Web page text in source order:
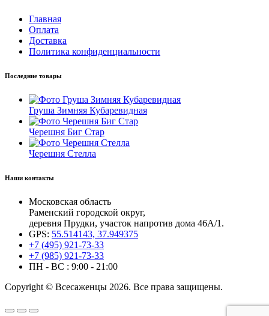
Главная
Оплата
Доставка
Политика конфиденциальности
Последние товары
Груша Зимняя Кубаревидная
Черешня Биг Стар
Черешня Стелла
Наши контакты
Московская область
Раменский городской округ,
деревня Прудки, участок напротив дома 46А/1.
GPS: 55.514143, 37.949375
+7 (495) 921-73-33
+7 (985) 921-73-33
ПН - ВС : 9:00 - 21:00
Copyright © Всесаженцы 2026. Все права защищены.